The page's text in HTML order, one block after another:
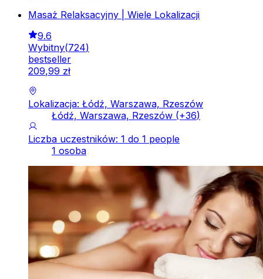
Masaż Relaksacyjny | Wiele Lokalizacji
9.6
Wybitny(724)
bestseller
209,99 zł
Lokalizacja: Łódź, Warszawa, Rzeszów
Łódź, Warszawa, Rzeszów (+36)
Liczba uczestników: 1 do 1 people
1 osoba